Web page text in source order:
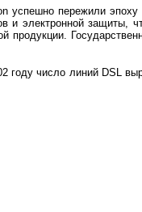
успешно пережили эпоху
электронной защиты,
продукции.
году число линий DSL